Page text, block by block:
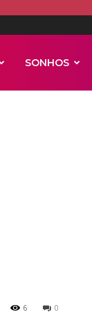
SONHOS
0
6